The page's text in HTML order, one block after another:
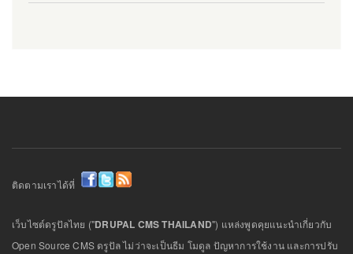
ติดตามเราได้ที่
เว็บไซต์ดรูปัลไทย ("DRUPAL CMS THAILAND") แหล่งพูดคุยแนะนำเกี่ยวกับ
Open Source CMS ดรูปัล ไม่ว่าจะเป็นธีม โมดูล ปัญหาการใช้งาน และการปรับ